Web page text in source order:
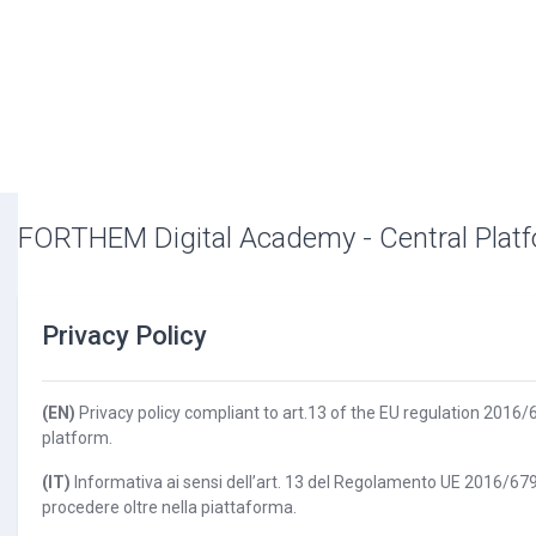
FORTHEM Digital Academy - Central
Privacy Policy
(EN) Privacy policy compliant to art.13 of the EU regulation
platform.
(IT) Informativa ai sensi dell’art. 13 del Regolamento UE 2016/
procedere oltre nella piattaforma.